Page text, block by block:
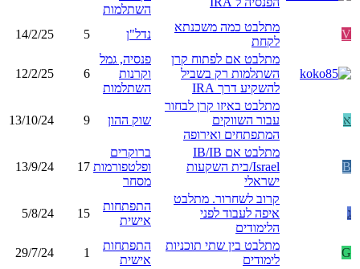
השתלמות
V
מתלבט כמה משכנתא
לקחת
נדל"ן 5
14/2/25
מתלבט אם לפתוח קרן
השתלמות רק בשביל
להשקיע דרך IRA
פנסיה, גמל
וקרנות
השתלמות
6
12/2/25
א
מתלבט באיזו קרן לבחור
עבור השווקים
המתפתחים ואירופה
שוק ההון 9
13/10/24
B
מתלבט אם IB/IB
Israel/בית השקעות
ישראלי
ברוקרים
ופלטפורמות
מסחר
17
13/9/24
ג
קרוב לשחרור. מתלבט
איפה לעבוד לפני
הלימודים
התפתחות
אישית
15
5/8/24
G
מתלבט בין שתי תוכניות
לימודים
התפתחות
אישית
1
29/7/24